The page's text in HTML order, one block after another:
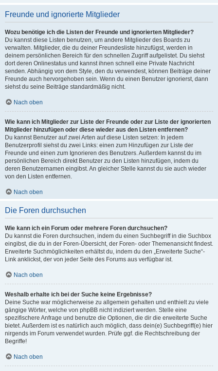
Freunde und ignorierte Mitglieder
Wozu benötige ich die Listen der Freunde und ignorierten Mitglieder?
Du kannst diese Listen benutzen, um andere Mitglieder des Boards zu
verwalten. Mitglieder, die du deiner Freundesliste hinzufügst, werden in
deinem persönlichen Bereich für den schnellen Zugriff aufgelistet. Du siehst
dort deren Onlinestatus und kannst ihnen schnell eine Private Nachricht
senden. Abhängig von dem Style, den du verwendest, können Beiträge deiner
Freunde auch hervorgehoben sein. Wenn du einen Benutzer ignorierst, dann
siehst du seine Beiträge standardmäßig nicht.
Nach oben
Wie kann ich Mitglieder zur Liste der Freunde oder zur Liste der ignorierten
Mitglieder hinzufügen oder diese wieder aus den Listen entfernen?
Du kannst Benutzer auf zwei Arten auf diese Listen setzen: In jedem
Benutzerprofil siehst du zwei Links: einen zum Hinzufügen zur Liste der
Freunde und einen zum Ignorieren des Benutzers. Außerdem kannst du im
persönlichen Bereich direkt Benutzer zu den Listen hinzufügen, indem du
deren Benutzernamen eingibst. An gleicher Stelle kannst du sie auch wieder
von den Listen entfernen.
Nach oben
Die Foren durchsuchen
Wie kann ich ein Forum oder mehrere Foren durchsuchen?
Du kannst die Foren durchsuchen, indem du einen Suchbegriff in die Suchbox
eingibst, die du in der Foren-Übersicht, der Foren- oder Themenansicht findest.
Erweiterte Suchmöglichkeiten erhältst du, indem du den „Erweiterte Suche“-
Link anklickst, der von jeder Seite des Forums aus verfügbar ist.
Nach oben
Weshalb erhalte ich bei der Suche keine Ergebnisse?
Deine Suche war möglicherweise zu allgemein gehalten und enthielt zu viele
gängige Wörter, welche von phpBB nicht indiziert werden. Stelle eine
spezifischere Anfrage und benutze die Optionen, die dir die erweiterte Suche
bietet. Außerdem ist es natürlich auch möglich, dass dein(e) Suchbegriff(e) hier
nirgends im Forum verwendet wurden. Prüfe ggf. die Rechtschreibung der
Begriffe!
Nach oben